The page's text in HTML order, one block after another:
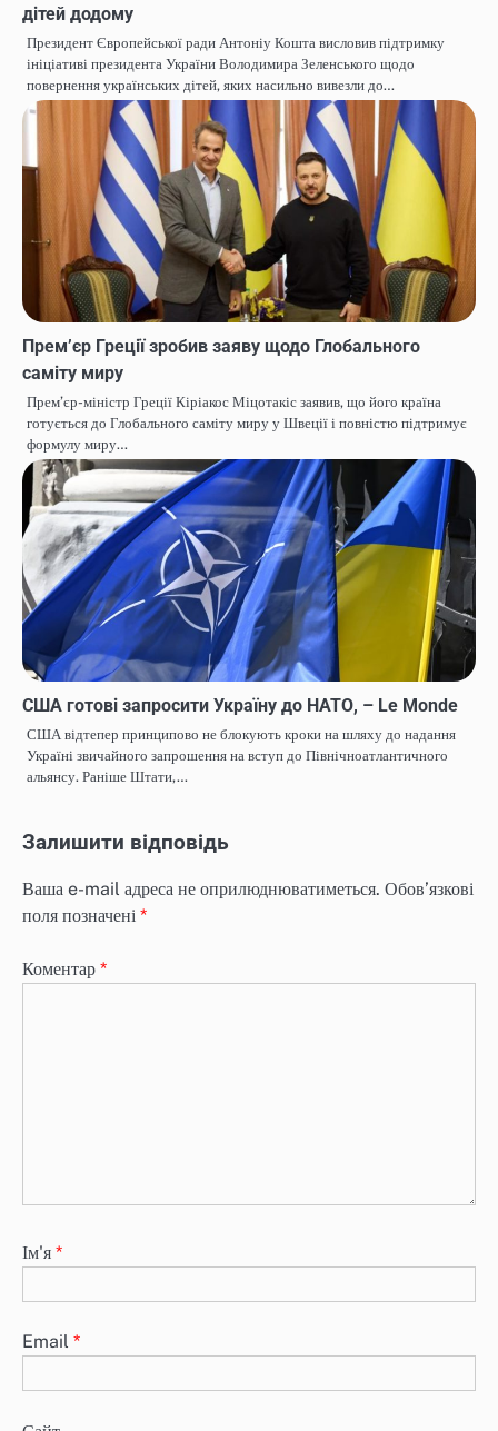
дітей додому
Президент Європейської ради Антоніу Кошта висловив підтримку
ініціативі президента України Володимира Зеленського щодо
повернення українських дітей, яких насильно вивезли до…
Прем’єр Греції зробив заяву щодо Глобального
саміту миру
Прем’єр-міністр Греції Кіріакос Міцотакіс заявив, що його країна
готується до Глобального саміту миру у Швеції і повністю підтримує
формулу миру…
США готові запросити Україну до НАТО, – Le Monde
США відтепер принципово не блокують кроки на шляху до надання
Україні звичайного запрошення на вступ до Північноатлантичного
альянсу. Раніше Штати,…
Залишити відповідь
Ваша e-mail адреса не оприлюднюватиметься. Обов’язкові
поля позначені *
Коментар *
Ім'я *
Email *